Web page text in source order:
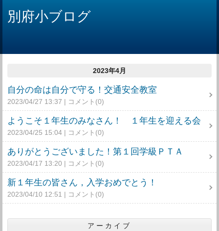
別府小ブログ
2023年4月
自分の命は自分で守る！交通安全教室
2023/04/27 13:37 コメント(0)
ようこそ１年生のみなさん！ １年生を迎える会
2023/04/25 15:04 コメント(0)
ありがとうございました！第１回学級ＰＴＡ
2023/04/17 13:20 コメント(0)
新１年生の皆さん，入学おめでとう！
2023/04/10 12:51 コメント(0)
アーカイブ